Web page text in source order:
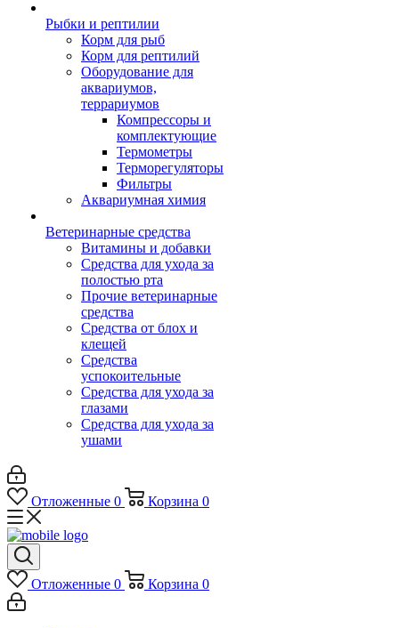
Рыбки и рептилии
Корм для рыб
Корм для рептилий
Оборудование для
аквариумов,
террариумов
Компрессоры и
комплектующие
Термометры
Терморегуляторы
Фильтры
Аквариумная химия
Ветеринарные средства
Витамины и добавки
Средства для ухода за
полостью рта
Прочие ветеринарные
средства
Средства от блох и
клещей
Средства
успокоительные
Средства для ухода за
глазами
Средства для ухода за
ушами
Отложенные 0 Корзина 0
Отложенные 0 Корзина 0